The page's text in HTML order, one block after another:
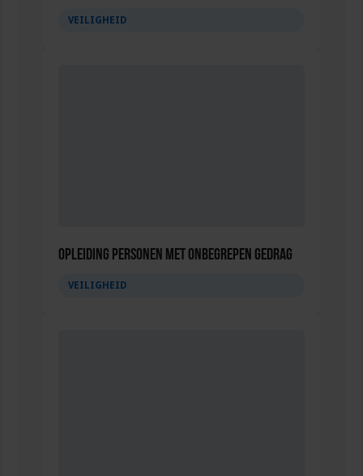
VEILIGHEID
Opleiding Personen met onbegrepen gedrag
VEILIGHEID